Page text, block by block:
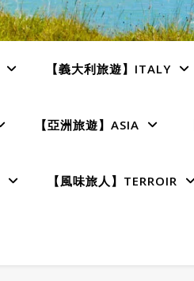
【義大利旅遊】ITALY
【亞洲旅遊】ASIA
【風味旅人】TERROIR